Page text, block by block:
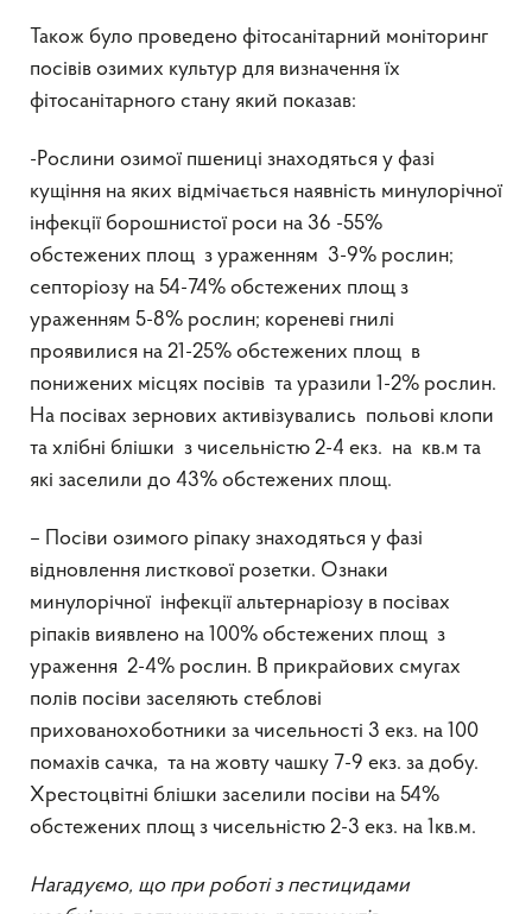
Також було проведено фітосанітарний моніторинг
посівів озимих культур для визначення їх
фітосанітарного стану який показав:
-Рослини озимої пшениці знаходяться у фазі
кущіння на яких відмічається наявність минулорічної
інфекції борошнистої роси на 36 -55%
обстежених площ з ураженням 3-9% рослин;
септоріозу на 54-74% обстежених площ з
ураженням 5-8% рослин; кореневі гнилі
проявилися на 21-25% обстежених площ в
понижених місцях посівів та уразили 1-2% рослин.
На посівах зернових активізувались польові клопи
та хлібні блішки з чисельністю 2-4 екз. на кв.м та
які заселили до 43% обстежених площ.
– Посіви озимого ріпаку знаходяться у фазі
відновлення листкової розетки. Ознаки
минулорічної інфекції альтернаріозу в посівах
ріпаків виявлено на 100% обстежених площ з
ураження 2-4% рослин. В прикрайових смугах
полів посіви заселяють стеблові
прихованохоботники за чисельності 3 екз. на 100
помахів сачка, та на жовту чашку 7-9 екз. за добу.
Хрестоцвітні блішки заселили посіви на 54%
обстежених площ з чисельністю 2-3 екз. на 1кв.м.
Нагадуємо, що при роботі з пестицидами